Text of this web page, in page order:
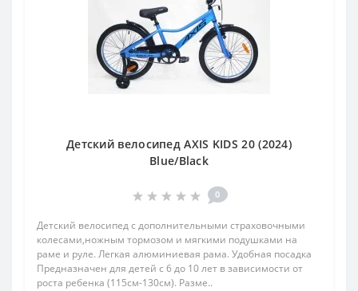
Детский велосипед AXIS KIDS 20 (2024)
Blue/Black
0
Детский велосипед c дополнительными страховочными
колесами,ножным тормозом и мягкими подушками на
раме и руле. Легкая алюминиевая рама. Удобная посадка
Предназначен для детей с 6 до 10 лет в зависимости от
роста ребенка (115см-130см). Разме..